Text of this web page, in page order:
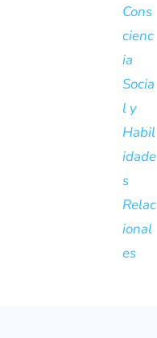
Cons
cienc
ia
Socia
l y
Habil
idade
s
Relac
ional
es